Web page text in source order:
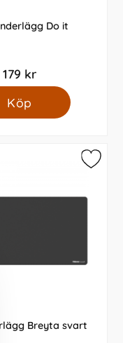
Do it
179 kr
Köp
Breyta svart